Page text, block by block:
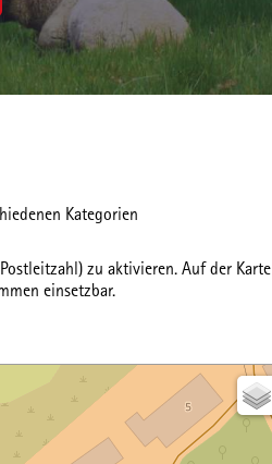
Kategorien
zu aktivieren. Auf der Karte
einsetzbar.